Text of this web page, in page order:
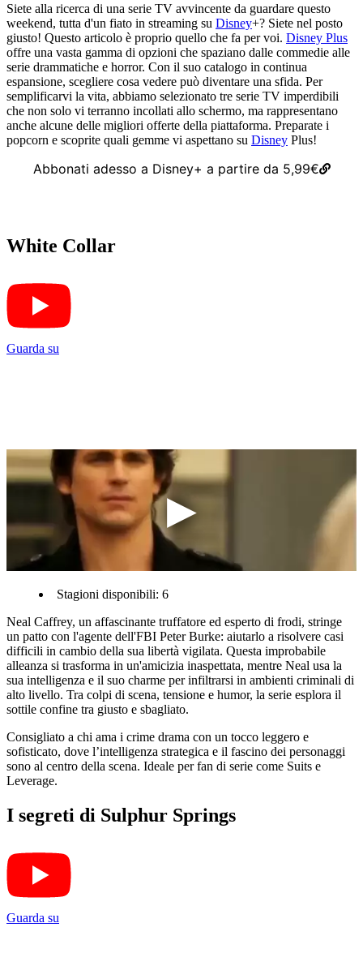
Siete alla ricerca di una serie TV avvincente da guardare questo
weekend, tutta d'un fiato in streaming su Disney+? Siete nel posto
giusto! Questo articolo è proprio quello che fa per voi. Disney Plus
offre una vasta gamma di opzioni che spaziano dalle commedie alle
serie drammatiche e horror. Con il suo catalogo in continua
espansione, scegliere cosa vedere può diventare una sfida. Per
semplificarvi la vita, abbiamo selezionato tre serie TV imperdibili
che non solo vi terranno incollati allo schermo, ma rappresentano
anche alcune delle migliori offerte della piattaforma. Preparate i
popcorn e scoprite quali gemme vi aspettano su Disney Plus!
Abbonati adesso a Disney+ a partire da 5,99€
White Collar
Guarda su
Stagioni disponibili: 6
Neal Caffrey, un affascinante truffatore ed esperto di frodi, stringe
un patto con l'agente dell'FBI Peter Burke: aiutarlo a risolvere casi
difficili in cambio della sua libertà vigilata. Questa improbabile
alleanza si trasforma in un'amicizia inaspettata, mentre Neal usa la
sua intelligenza e il suo charme per infiltrarsi in ambienti criminali di
alto livello. Tra colpi di scena, tensione e humor, la serie esplora il
sottile confine tra giusto e sbagliato.
Consigliato a chi ama i crime drama con un tocco leggero e
sofisticato, dove l’intelligenza strategica e il fascino dei personaggi
sono al centro della scena. Ideale per fan di serie come Suits e
Leverage.
I segreti di Sulphur Springs
Guarda su